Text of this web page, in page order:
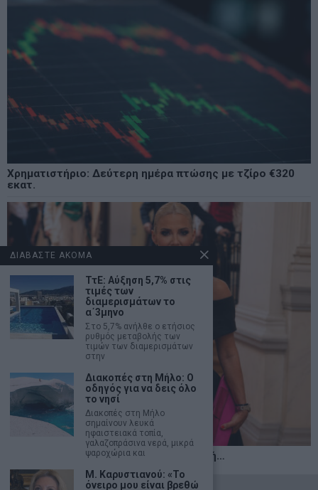
Χρηματιστήριο: Δεύτερη ημέρα πτώσης με τζίρο €320
εκατ.
Η αληθινή παιδεία ξεκινά από την ψυχή…
ΔΙΑΒΑΣΤΕ ΑΚΟΜΑ
ΤτΕ: Αύξηση 5,7% στις
τιμές των
διαμερισμάτων το
α΄3μηνο
Στο 5,7% ανήλθε ο ετήσιος
ρυθμός μεταβολής των
τιμών των διαμερισμάτων
στην
Διακοπές στη Μήλο: Ο
οδηγός για να δεις όλο
το νησί
Διακοπές στη Μήλο
σημαίνουν λευκά
ηφαιστειακά τοπία,
γαλαζοπράσινα νερά, μικρά
ψαροχώρια και
Μ. Καρυστιανού: «Το
όνειρο μου είναι βρεθώ